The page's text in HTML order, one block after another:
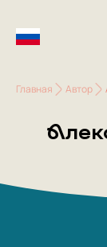
Главная Автор